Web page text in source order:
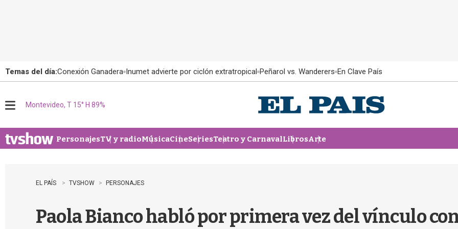
Temas del día:Conexión Ganadera Inumet advierte por ciclón extratropical Peñarol vs. Wanderers En Clave País
u
Montevideo, T 15° H 89%
PersonajesTV y radioMúsicaCineSeriesTeatro y CarnavalLibrosArte
EL PAÍS TVSHOW PERSONAJES
Paola Bianco habló por primera vez del vínculo